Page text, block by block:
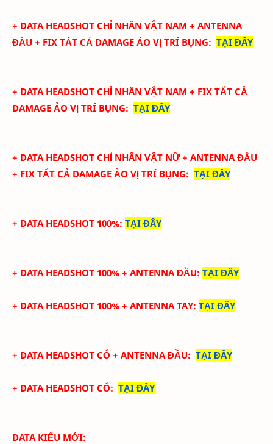
+ DATA HEADSHOT CHỈ NHÂN VẬT NAM + ANTENNA
ĐẦU + FIX TẤT CẢ DAMAGE ẢO VỊ TRÍ BỤNG: TẠI ĐÂY
+ DATA HEADSHOT CHỈ NHÂN VẬT NAM + FIX TẤT CẢ
DAMAGE ẢO VỊ TRÍ BỤNG: TẠI ĐÂY
+ DATA HEADSHOT CHỈ NHÂN VẬT NỮ + ANTENNA ĐẦU
+ FIX TẤT CẢ DAMAGE ẢO VỊ TRÍ BỤNG: TẠI ĐÂY
+ DATA HEADSHOT 100%: TẠI ĐÂY
+ DATA HEADSHOT 100% + ANTENNA ĐẦU: TẠI ĐÂY
+ DATA HEADSHOT 100% + ANTENNA TAY: TẠI ĐÂY
+ DATA HEADSHOT CỔ + ANTENNA ĐẦU: TẠI ĐÂY
+ DATA HEADSHOT CỔ: TẠI ĐÂY
DATA KIỂU MỚI: